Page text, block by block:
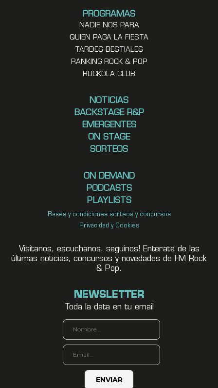
PROGRAMAS
NADIE NOS PARA
QUIEN PAGA LA FIESTA
TARDES BESTIALES
RANKING ROCK & POP
ROCKOLA CLUB
NOTICIAS
BACKSTAGE R&P
EMERGENTES
ON STAGE
SORTEOS
ON DEMAND
PODCASTS
PLAYLISTS
Bases y condiciones sorteos y concursos
Privacidad y Cookies
Visitanos, escuchanos, seguínos! Enterate de las
últimas noticias, concursos y novedades de FM Rock
& Pop.
NEWSLETTER
Toda la data en tu email